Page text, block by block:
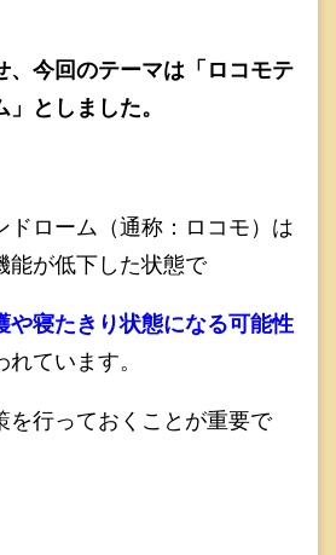
、今回のテーマは「ロコモテ
としました。
ドローム（通称：ロコモ）は
能が低下した状態で
や寝たきり状態になる可能性
れています。
を行っておくことが重要で